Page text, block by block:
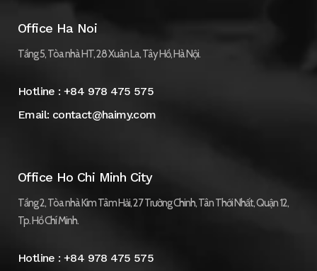
Office Ha Noi
Tầng 5, Tòa nhà HT, 28 Xuân La, Tây Hồ, Hà Nội.
Hotline :+84 978 475 575
Email: contact@haimy.com
Office Ho Chi Minh City
Tầng 2, Tòa nhà Kim Tâm Hải, 27 Trường Chinh, Tân Thới Nhất, Quận 12,
Tp. Hồ Chí Minh.
Hotline :+84 978 475 575